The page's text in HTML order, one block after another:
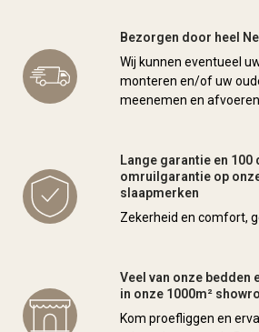
Bezorgen door heel
Wij kunnen eventueel
monteren en/of uw
meenemen en afvoeren.
Lange garantie en 100
omruilgarantie op
slaapmerken
Zekerheid en comfort,
Veel van onze bedden
in onze 1000m²
Kom proefliggen en